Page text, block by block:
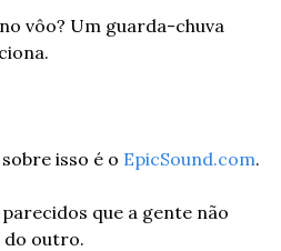
vôo? Um guarda-chuva
isso é o EpicSound.com.
que a gente não
do outro.